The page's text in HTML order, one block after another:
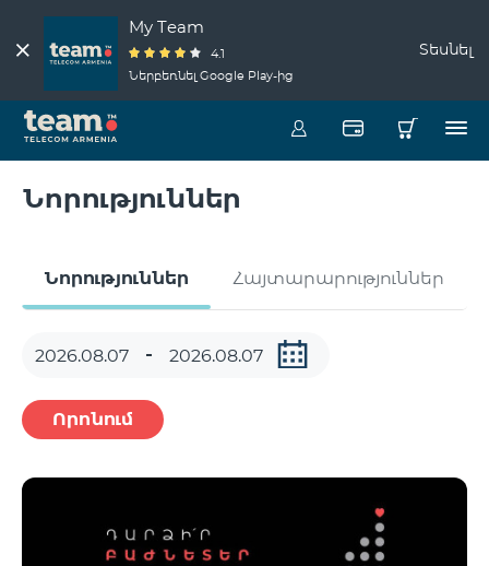
My Team
4.1
Ներբեռնել Google Play-ից
Տեսնել
Նորություններ
Նորություններ Հայտարարություններ
Որոնում